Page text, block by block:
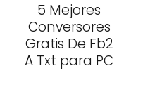
5 Mejores
Conversores
Gratis De Fb2
A Txt para PC